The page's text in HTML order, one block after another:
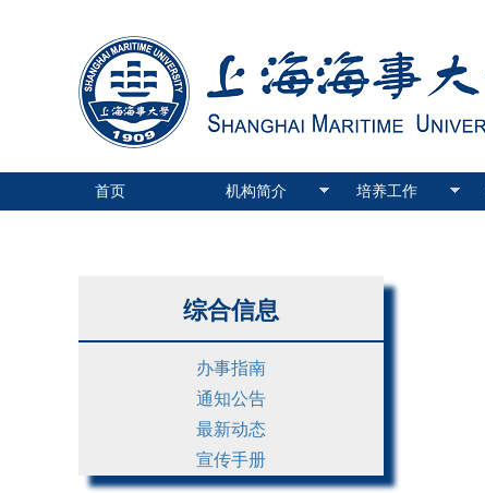
首页 机构简介 培养工作
综合信息
办事指南
通知公告
最新动态
宣传手册